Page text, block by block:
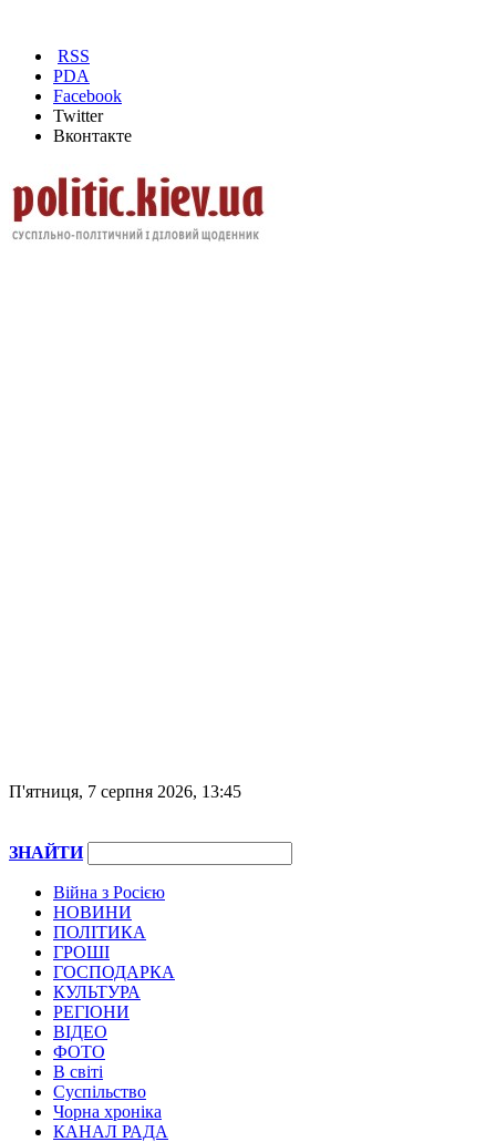
RSS
PDA
Facebook
Twitter
Вконтакте
П'ятниця, 7 серпня 2026, 13:45
ЗНАЙТИ
Війна з Росією
НОВИНИ
ПОЛІТИКА
ГРОШІ
ГОСПОДАРКА
КУЛЬТУРА
РЕГІОНИ
ВІДЕО
ФОТО
В світі
Суспільство
Чорна хроніка
КАНАЛ РАДА